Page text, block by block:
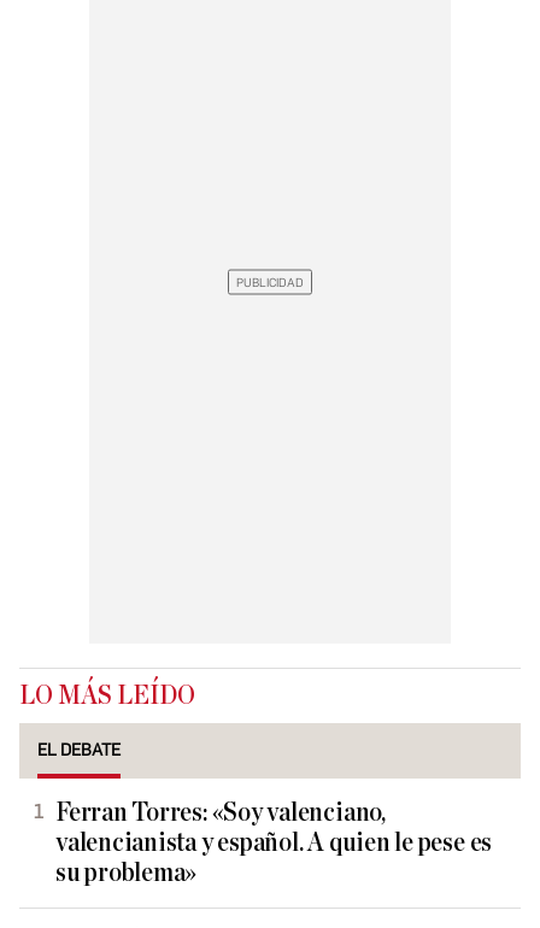
LO MÁS LEÍDO
EL DEBATE
Ferran Torres: «Soy valenciano,
valencianista y español. A quien le pese es
su problema»